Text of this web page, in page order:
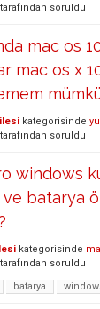
tarafından soruldu
mac os
mac os x
kategorisinde
tarafından soruldu
windows
batarya
kategorisinde
tarafından soruldu
batarya